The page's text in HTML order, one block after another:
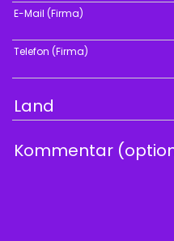
E-Mail (Firma)
Telefon (Firma)